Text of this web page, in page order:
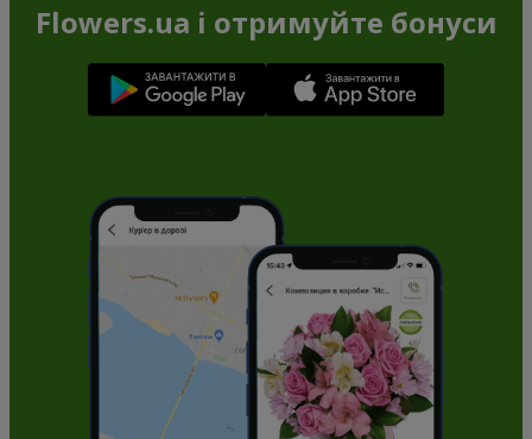
Flowers.ua і отримуйте бонуси